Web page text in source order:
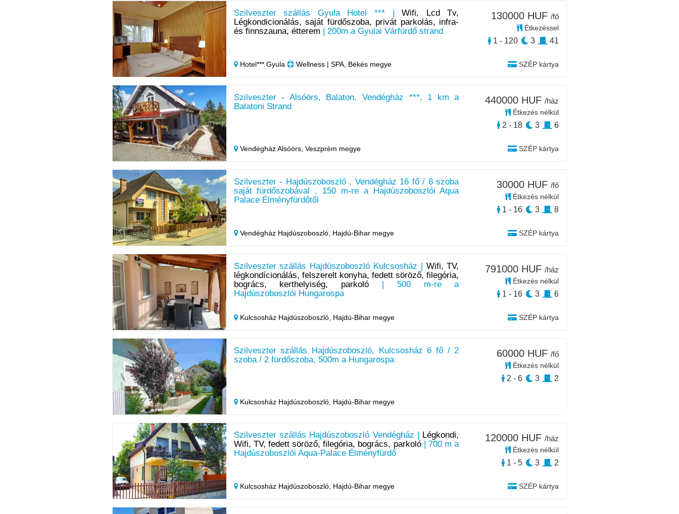
Szilveszter szállás Gyula Hotel *** |Wifi, Lcd Tv,
Légkondicionálás, saját fürdőszoba, privát parkolás, infra-
és finnszauna, étterem | 200m a Gyulai Várfürdő strand
Hotel*** Gyula Wellness | SPA, Békés megye SZÉP kártya
130000 HUF /fő
Étkezéssel
1 - 120 3 41
Szilveszter - Alsóörs, Balaton, Vendégház ***, 1 km a
Balatoni Strand
Vendégház Alsóörs, Veszprém megye SZÉP kártya
440000 HUF /ház
Étkezés nélkül
2 - 18 3 6
Szilveszter - Hajdúszoboszló , Vendégház 16 fő / 8 szoba
saját fürdőszobával , 150 m-re a Hajdúszoboszlói Aqua
Palace Élményfürdőtől
Vendégház Hajdúszoboszló, Hajdú-Bihar megye SZÉP kártya
30000 HUF /fő
Étkezés nélkül
1 - 16 3 8
Szilveszter szállás Hajdúszoboszló Kulcsosház | Wifi, TV,
légkondícionálás, felszerelt konyha, fedett söröző, filegória,
bogrács, kerthelyiség, parkoló | 500 m-re a
Hajdúszoboszlói Hungarospa
Kulcsosház Hajdúszoboszló, Hajdú-Bihar megye SZÉP kártya
791000 HUF /ház
Étkezés nélkül
1 - 16 3 6
Szilveszter szállás Hajdúszoboszló, Kulcsosház 6 fő / 2
szoba / 2 fürdőszoba, 500m a Hungarospa
Kulcsosház Hajdúszoboszló, Hajdú-Bihar megye
60000 HUF /fő
Étkezés nélkül
2 - 6 3 2
Szilveszter szállás Hajdúszoboszló Vendégház |
Légkondi,
Wifi, TV, fedett söröző, filegória, bogrács, parkoló| 700 m a
Hajdúszoboszlói Aqua-Palace Élményfürdő
Kulcsosház Hajdúszoboszló, Hajdú-Bihar megye SZÉP kártya
120000 HUF /ház
Étkezés nélkül
1 - 5 3 2